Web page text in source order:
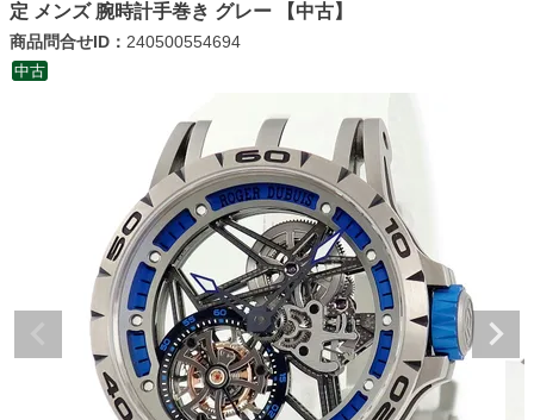
定 メンズ 腕時計手巻き グレー 【中古】
商品問合せID： 240500554694
中古